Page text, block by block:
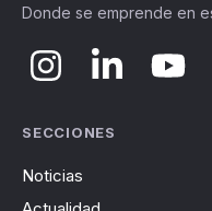
Donde se emprende en
SECCIONES
Noticias